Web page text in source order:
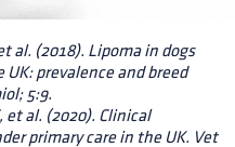
al. (2018). Lipoma in dogs
prevalence and breed
5:9.
et al. (2020). Clinical
primary care in the UK. Vet